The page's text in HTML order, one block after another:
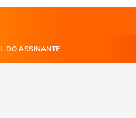
DO ASSINANTE